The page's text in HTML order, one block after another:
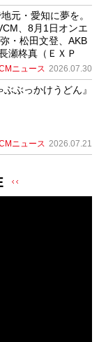
元・愛知に夢を。
、8月1日オンエ
・松田文登、AKB
瀬柊真（ＥＸＰ
ニュース 2026.07.30
ぶっかけうどん』
ニュース 2026.07.21